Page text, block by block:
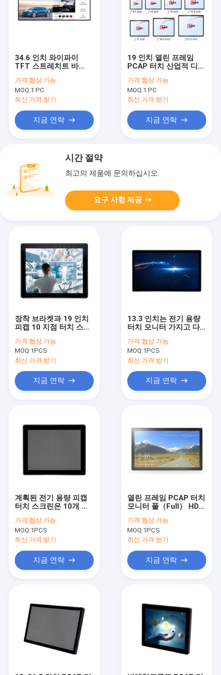
제품 소개
공장 투어
34.6 인치 와이파이
TFT 스트레치트 바
바깥변두리 스트레치트
바 LCD 스크린
가격:협상 가능
MOQ:1 PC
최신 가격 받기
지금 연락
19 인치 열린 프레임
PCAP 터치 산업적 디스
스크린 모니터
가격:협상 가능
MOQ:1 PC
최신 가격 받기
지금 연락
시간 절약
최고의 제품에 문의하십시오.
요구 사항 제공
장착 브라켓과 19 인치
피캡 10 지점 터치 스크
가격:협상 가능
MOQ:1PCS
최신 가격 받기
지금 연락
13.3 인치는 전기 용량
터치 모니터 가지고 다
다중 터치를 계획했습니
다
가격:협상 가능
MOQ:1PCS
최신 가격 받기
지금 연락
계획된 전기 용량 피캡
터치 스크린은 10개 핵
모니터링합니다
가격:협상 가능
MOQ:1PCS
최신 가격 받기
지금 연락
열린 프레임 PCAP 터치
모니터 풀（Full） HD
터치 패널
가격:협상 가능
MOQ:1PCS
최신 가격 받기
지금 연락